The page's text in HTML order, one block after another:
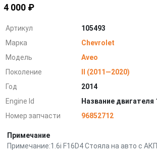
4 000 ₽
Артикул
105493
Марка
Chevrolet
Модель
Aveo
Поколение
II (2011—2020)
Год
2014
Engine Id
Название двигателя
Номер запчасти
96852712
Примечание
Примечание:1.6i F16D4 Стояла на авто с